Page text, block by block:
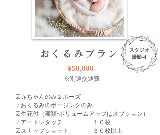
おくるみプラン
¥50,000-
スタジオ
撮影可
※別途交通費
☑︎赤ちゃんのみ２ポーズ
​☑︎おくるみのポージングのみ
​☑︎生花付（種類•ボリュームアップはオプション）
☑︎アートレタッチ １０枚
​☑︎スナップショット ３０枚以上